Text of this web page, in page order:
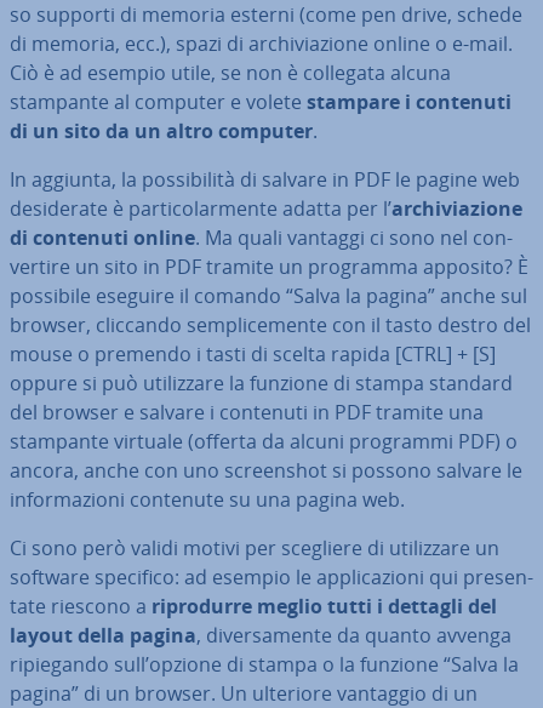
so supporti di memoria esterni (come pen drive, schede
di memoria, ecc.), spazi di ar­chi­via­zio­ne online o e-mail.
Ciò è ad esempio utile, se non è collegata alcuna
stampante al computer e volete stampare i contenuti
di un sito da un altro computer.
In aggiunta, la pos­si­bi­li­tà di salvare in PDF le pagine web
de­si­de­ra­te è par­ti­co­lar­men­te adatta per l’ar­chi­via­zio­ne
di contenuti online. Ma quali vantaggi ci sono nel con­
ver­ti­re un sito in PDF tramite un programma apposito? È
possibile eseguire il comando “Salva la pagina” anche sul
browser, cliccando sem­pli­ce­men­te con il tasto destro del
mouse o premendo i tasti di scelta rapida [CTRL] + [S]
oppure si può uti­liz­za­re la funzione di stampa standard
del browser e salvare i contenuti in PDF tramite una
stampante virtuale (offerta da alcuni programmi PDF) o
ancora, anche con uno screen­shot si possono salvare le
in­for­ma­zio­ni contenute su una pagina web.
Ci sono però validi motivi per scegliere di uti­liz­za­re un
software specifico: ad esempio le ap­pli­ca­zio­ni qui pre­sen­
ta­te riescono a ri­pro­dur­re meglio tutti i dettagli del
layout della pagina, di­ver­sa­men­te da quanto avvenga
ri­pie­gan­do sull’opzione di stampa o la funzione “Salva la
pagina” di un browser. Un ulteriore vantaggio di un